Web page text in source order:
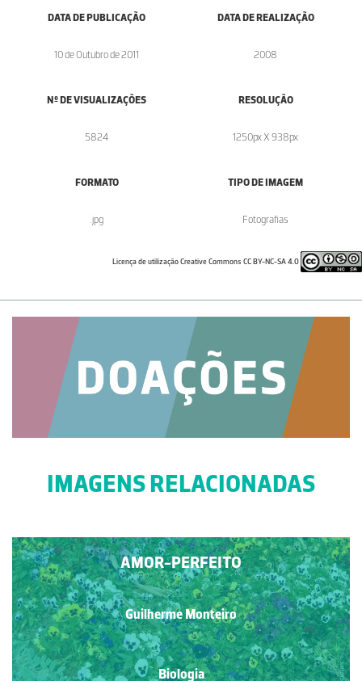
DATA DE PUBLICAÇÃO
10 de Outubro de 2011
DATA DE REALIZAÇÃO
2008
Nº DE VISUALIZAÇÕES
5824
RESOLUÇÃO
1250px X 938px
FORMATO
.jpg
TIPO DE IMAGEM
Fotografias
Licença de utilização Creative Commons CC BY-NC-SA 4.0
IMAGENS RELACIONADAS
AMOR-PERFEITO
Guilherme Monteiro
Biologia